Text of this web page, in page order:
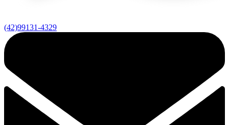
(42)99131-4329